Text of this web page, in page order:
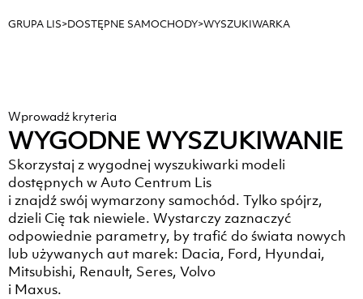
GRUPA LIS>DOSTĘPNE SAMOCHODY>WYSZUKIWARKA
Wprowadź kryteria
WYGODNE WYSZUKIWANIE
Skorzystaj z wygodnej wyszukiwarki modeli
dostępnych w Auto Centrum Lis
i znajdź swój wymarzony samochód. Tylko spójrz,
dzieli Cię tak niewiele. Wystarczy zaznaczyć
odpowiednie parametry, by trafić do świata nowych
lub używanych aut marek: Dacia, Ford, Hyundai,
Mitsubishi, Renault, Seres, Volvo
i Maxus.
usług przez administratora danych. Przysługuje